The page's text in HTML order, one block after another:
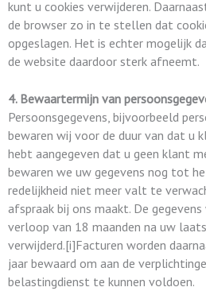
kunt u cookies verwijderen.
de browser zo in te stellen dat
opgeslagen. Het is echter mogelijk
de website daardoor sterk afneemt.
4. Bewaartermijn van
Persoonsgegevens, bijvoorbeeld
bewaren wij voor de duur van dat u
hebt aangegeven dat u geen klant
bewaren we uw gegevens nog tot
redelijkheid niet meer valt te
afspraak bij ons maakt. De
verloop van 18 maanden na uw
verwijderd.[i]Facturen worden
jaar bewaard om aan de
belastingdienst te kunnen voldoen.